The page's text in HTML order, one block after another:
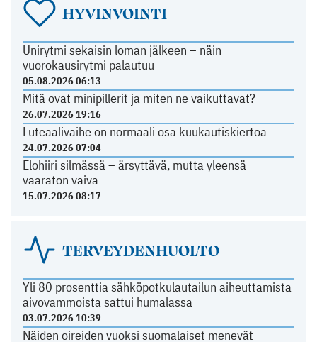
HYVINVOINTI
Unirytmi sekaisin loman jälkeen – näin
vuorokausirytmi palautuu
05.08.2026 06:13
Mitä ovat minipillerit ja miten ne vaikuttavat?
26.07.2026 19:16
Luteaalivaihe on normaali osa kuukautiskiertoa
24.07.2026 07:04
Elohiiri silmässä – ärsyttävä, mutta yleensä
vaaraton vaiva
15.07.2026 08:17
TERVEYDENHUOLTO
Yli 80 prosenttia sähköpotkulautailun aiheuttamista
aivovammoista sattui humalassa
03.07.2026 10:39
Näiden oireiden vuoksi suomalaiset menevät